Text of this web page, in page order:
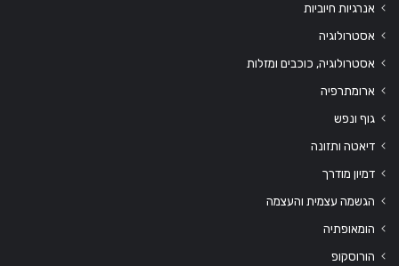
אנרגיות חיוביות
אסטרולוגיה
אסטרולוגיה, כוכבים ומזלות
ארומתרפיה
גוף ונפש
דיאטה ותזונה
דמיון מודרך
הגשמה עצמית והעצמה
הומאופתיה
הורוסקופ